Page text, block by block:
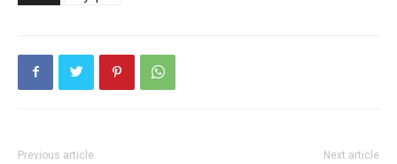
Previous article Next article